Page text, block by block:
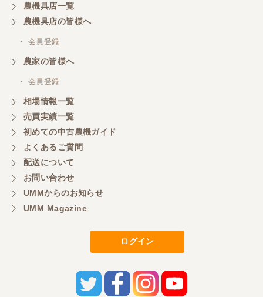
農機具店一覧
農機具店の皆様へ
・ 会員登録
農家の皆様へ
・ 会員登録
相場情報一覧
売買実績一覧
初めての中古農機ガイド
よくあるご質問
配送について
お問い合わせ
UMMからのお知らせ
UMM Magazine
ログイン